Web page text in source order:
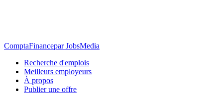
ComptaFinancepar JobsMedia
Recherche d'emplois
Meilleurs employeurs
À propos
Publier une offre